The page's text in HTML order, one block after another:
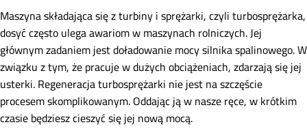
Maszyna składająca się z turbiny i sprężarki, czyli turbosprężarka,
dosyć często ulega awariom w maszynach rolniczych. Jej
głównym zadaniem jest doładowanie mocy silnika spalinowego. W
związku z tym, że pracuje w dużych obciążeniach, zdarzają się jej
usterki. Regeneracja turbosprężarki nie jest na szczęście
procesem skomplikowanym. Oddając ją w nasze ręce, w krótkim
czasie będziesz cieszyć się jej nową mocą.